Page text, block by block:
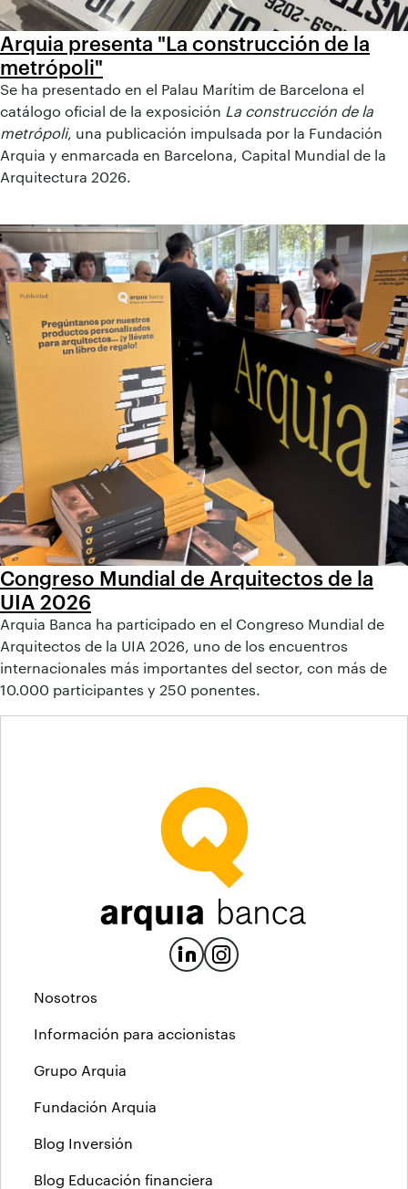
Arquia presenta "La construcción de la
metrópoli"
Se ha presentado en el Palau Marítim de Barcelona el
catálogo oficial de la exposición La construcción de la
metrópoli, una publicación impulsada por la Fundación
Arquia y enmarcada en Barcelona, Capital Mundial de la
Arquitectura 2026.
Congreso Mundial de Arquitectos de la
UIA 2026
Arquia Banca ha participado en el Congreso Mundial de
Arquitectos de la UIA 2026, uno de los encuentros
internacionales más importantes del sector, con más de
10.000 participantes y 250 ponentes.
Nosotros
Información para accionistas
Grupo Arquia
Fundación Arquia
Blog Inversión
Blog Educación financiera